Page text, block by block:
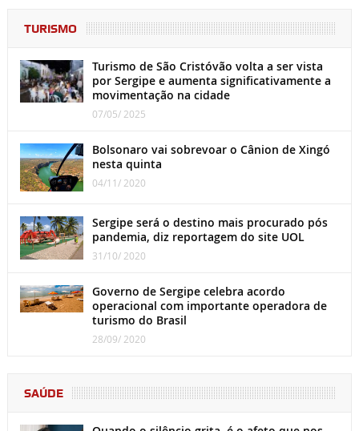
TURISMO
Turismo de São Cristóvão volta a ser vista
por Sergipe e aumenta significativamente a
movimentação na cidade
07/05/ 2025
Bolsonaro vai sobrevoar o Cânion de Xingó
nesta quinta
04/11/ 2020
Sergipe será o destino mais procurado pós
pandemia, diz reportagem do site UOL
31/10/ 2020
Governo de Sergipe celebra acordo
operacional com importante operadora de
turismo do Brasil
28/09/ 2020
SAÚDE